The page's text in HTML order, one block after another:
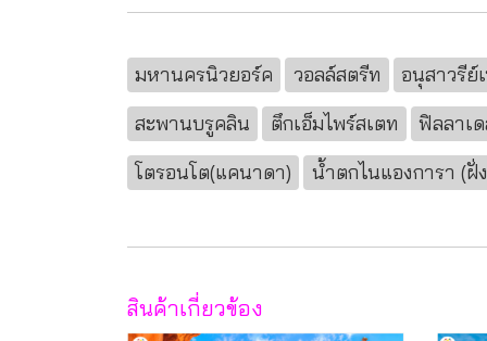
มหานครนิวยอร์ค วอลล์สตรีท
อนุสาวรีย์
สะพานบรูคลิน
ตึกเอ็มไพร์สเตท
ฟิลลาเ
โตรอนโต(แคนาดา)
น้ำตกไนแองการา (ฝั่
สินค้าเกี่ยวข้อง